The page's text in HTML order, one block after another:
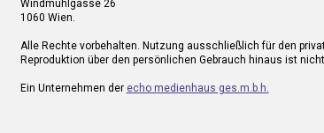
Windmühlgasse 26
1060 Wien.
Alle Rechte vorbehalten. Nutzung ausschließlich für den
Reproduktion über den persönlichen Gebrauch hinaus ist
Ein Unternehmen der echo medienhaus ges.m.b.h.